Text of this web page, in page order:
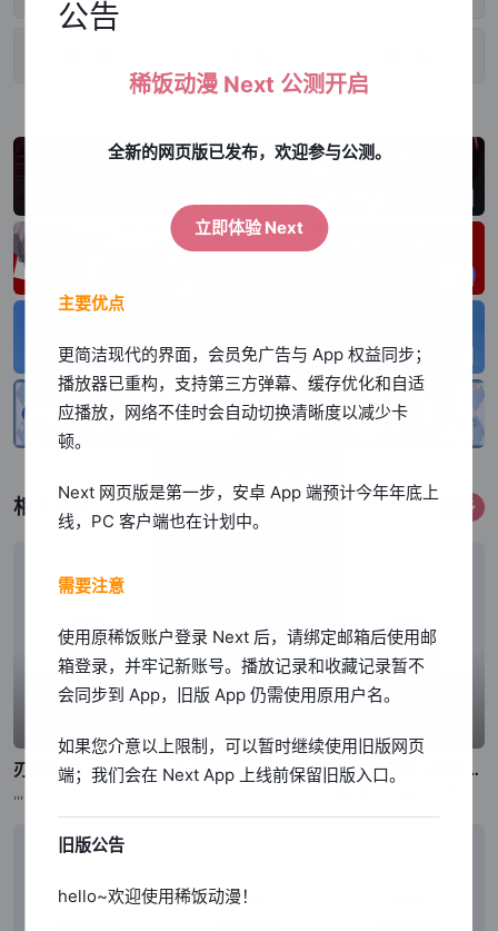
App体验更佳
立即下载
相关作品 更多
已完结
刃牙道 第2部分
,,,
已完结
刃牙道 第2部分 公立海老栖川高校天闷部
公告
稀饭动漫 Next 公测开启
全新的网页版已发布，欢迎参与公测。
立即体验 Next
主要优点
更简洁现代的界面，会员免广告与 App 权益同步；
播放器已重构，支持第三方弹幕、缓存优化和自适
应播放，网络不佳时会自动切换清晰度以减少卡
顿。
Next 网页版是第一步，安卓 App 端预计今年年底上
线，PC 客户端也在计划中。
需要注意
使用原稀饭账户登录 Next 后，请绑定邮箱后使用邮
箱登录，并牢记新账号。播放记录和收藏记录暂不
会同步到 App，旧版 App 仍需使用原用户名。
如果您介意以上限制，可以暂时继续使用旧版网页
端；我们会在 Next App 上线前保留旧版入口。
旧版公告
hello~欢迎使用稀饭动漫！